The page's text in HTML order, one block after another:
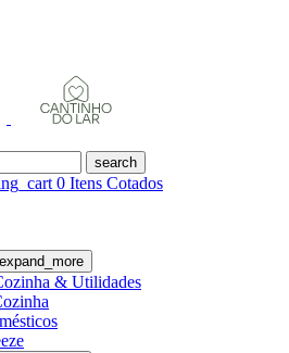
search
0 Itens Cotados
expand_more
& Utilidades